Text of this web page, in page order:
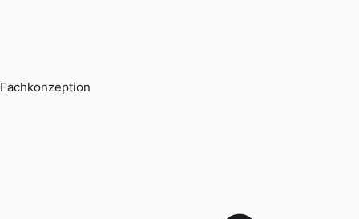
Fachkonzeption